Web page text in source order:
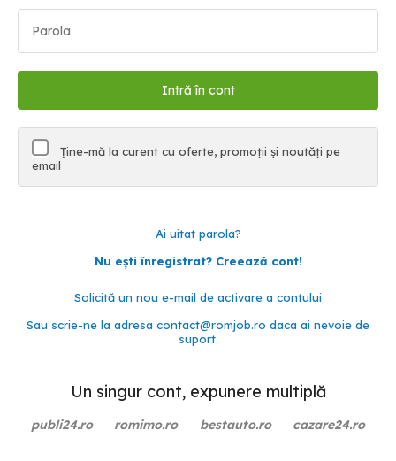
Ține-mă la curent cu oferte, promoții și noutăți pe
email
Ai uitat parola?
Nu ești înregistrat? Creează cont!
Solicită un nou e-mail de activare a contului
Sau scrie-ne la adresa contact@romjob.ro daca ai nevoie de
suport.
Un singur cont, expunere multiplă
publi24.ro romimo.ro bestauto.ro cazare24.ro